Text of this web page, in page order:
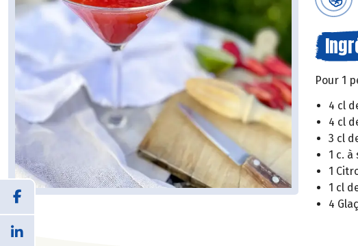
Pour 1
4 cl
4 cl
3 cl
1 c. à
1
1 cl
4